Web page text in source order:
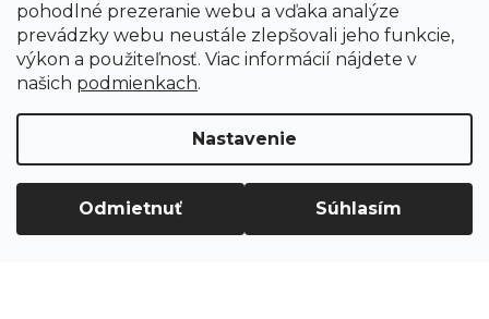
pohodlné prezeranie webu a vďaka analýze
prevádzky webu neustále zlepšovali jeho funkcie,
výkon a použiteľnosť. Viac informácií nájdete v
našich podmienkach.
Nastavenie
Odmietnuť Súhlasím
Vytvoril Shoptet